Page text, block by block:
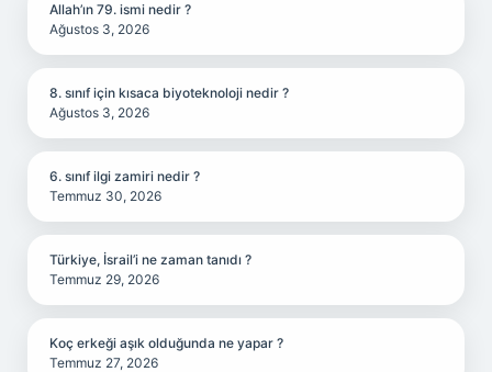
Allah’ın 79. ismi nedir ?
Ağustos 3, 2026
8. sınıf için kısaca biyoteknoloji nedir ?
Ağustos 3, 2026
6. sınıf ilgi zamiri nedir ?
Temmuz 30, 2026
Türkiye, İsrail’i ne zaman tanıdı ?
Temmuz 29, 2026
Koç erkeği aşık olduğunda ne yapar ?
Temmuz 27, 2026